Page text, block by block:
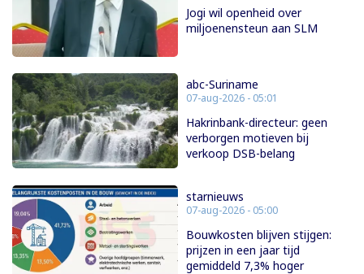
Jogi wil openheid over
miljoenensteun aan SLM
abc-Suriname
07-aug-2026 - 05:01
Hakrinbank-directeur: geen
verborgen motieven bij
verkoop DSB-belang
starnieuws
07-aug-2026 - 05:00
Bouwkosten blijven stijgen:
prijzen in een jaar tijd
gemiddeld 7,3% hoger